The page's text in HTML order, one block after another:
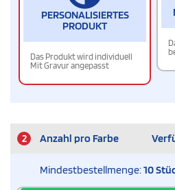
PERSONALISIERTES
PRODUKT
Das Produkt wird individuell
Mit Gravur angepasst
2 Anzahl pro Farbe
Mindestbestellmenge:10